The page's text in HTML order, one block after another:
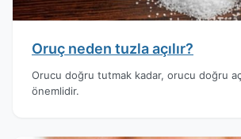
Oruç neden tuzla açılır?
Orucu doğru tutmak kadar, orucu doğru
önemlidir.